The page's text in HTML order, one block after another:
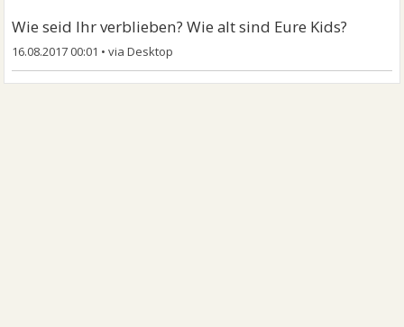
Wie seid Ihr verblieben? Wie alt sind Eure Kids?
16.08.2017 00:01 •